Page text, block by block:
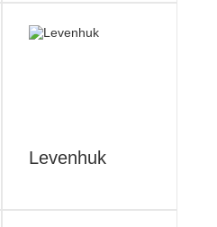
Levenhuk